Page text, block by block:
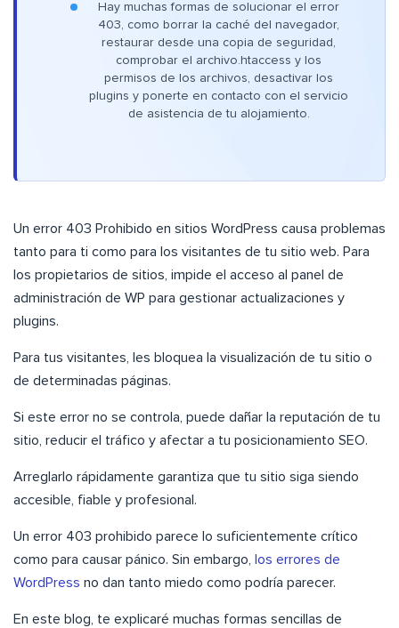
Hay muchas formas de solucionar el error
403, como borrar la caché del navegador,
restaurar desde una copia de seguridad,
comprobar el archivo.htaccess y los
permisos de los archivos, desactivar los
plugins y ponerte en contacto con el servicio
de asistencia de tu alojamiento.
Un error 403 Prohibido en sitios WordPress causa problemas
tanto para ti como para los visitantes de tu sitio web. Para
los propietarios de sitios, impide el acceso al panel de
administración de WP para gestionar actualizaciones y
plugins.
Para tus visitantes, les bloquea la visualización de tu sitio o
de determinadas páginas.
Si este error no se controla, puede dañar la reputación de tu
sitio, reducir el tráfico y afectar a tu posicionamiento SEO.
Arreglarlo rápidamente garantiza que tu sitio siga siendo
accesible, fiable y profesional.
Un error 403 prohibido parece lo suficientemente crítico
como para causar pánico. Sin embargo, los errores de
WordPress no dan tanto miedo como podría parecer.
En este blog, te explicaré muchas formas sencillas de